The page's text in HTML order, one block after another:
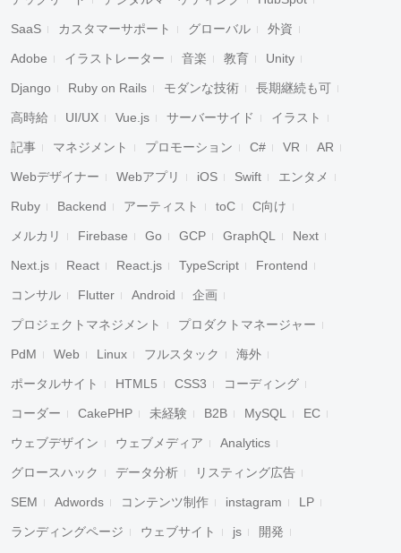
SaaS カスタマーサポート グローバル 外資
Adobe イラストレーター 音楽 教育 Unity
Django Ruby on Rails モダンな技術 長期継続も可
高時給 UI/UX Vue.js サーバーサイド イラスト
記事 マネジメント プロモーション C# VR AR
Webデザイナー Webアプリ iOS Swift エンタメ
Ruby Backend アーティスト toC C向け
メルカリ Firebase Go GCP GraphQL Next
Next.js React React.js TypeScript Frontend
コンサル Flutter Android 企画
プロジェクトマネジメント プロダクトマネージャー
PdM Web Linux フルスタック 海外
ポータルサイト HTML5 CSS3 コーディング
コーダー CakePHP 未経験 B2B MySQL EC
ウェブデザイン ウェブメディア Analytics
グロースハック データ分析 リスティング広告
SEM Adwords コンテンツ制作 instagram LP
ランディングページ ウェブサイト js 開発